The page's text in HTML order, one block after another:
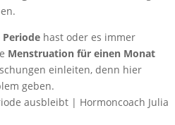
hast oder es immer
Menstruation für einen Monat
einleiten, denn hier
geben.